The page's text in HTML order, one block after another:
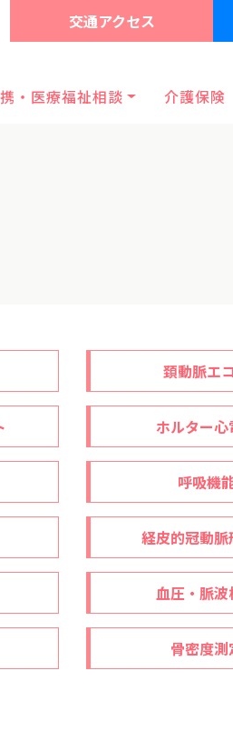
交通アクセス
・医療福祉相談 介護保険
頚動脈エ
ホルター心
呼吸機
経皮的冠動脈
血圧・脈波
骨密度測